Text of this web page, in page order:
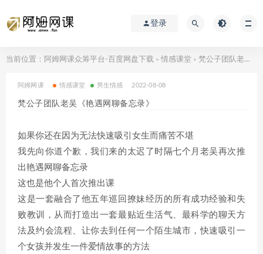
登录
当前位置： 阿姆网课众筹平台-百度网盘下载 > 情感课堂 > 梵公子团队老吴《艳遇网聊备忘录》
阿姆网课 情感课堂 男生情感 2022-08-08
梵公子团队老吴《艳遇网聊备忘录》
如果你还在因为无法快速吸引女生而痛苦不堪
我先向你道个歉，我们来的太迟了时隔七个月老吴再次推
出艳遇网聊备忘录
这也是他个人首次推出课
这是一套融合了他五年巡回撩妹经历的所有成功经验和失
败教训，从而打造出一套最贴近生活气、最科学的聊天方
法及约会流程、让你去到任何一个陌生城市，快速吸引一
个女孩并发生一件爱情故事的方法